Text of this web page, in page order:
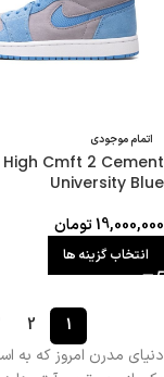
اتمام موجودی
High Cmft 2 Cement
University Blue
19,000,000تومان
انتخاب گزینه ها
1
2
دنیای مدرن امروز که به